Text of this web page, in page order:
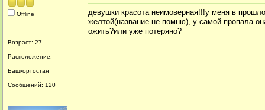
Offline
Возраст: 27
Расположение:
Башкортостан
Сообщений: 120
девушки красота неимоверная!!!у меня в
желтой(название не помню), у самой пропала
ожить?или уже потеряно?